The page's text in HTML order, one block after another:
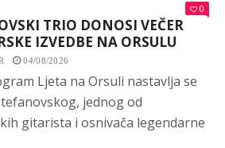
0
TRIO DONOSI VEČER
IZVEDBE NA ORSULU
04/08/2026
Ljeta na Orsuli nastavlja se
jednog od
gitarista i osnivača legendarne